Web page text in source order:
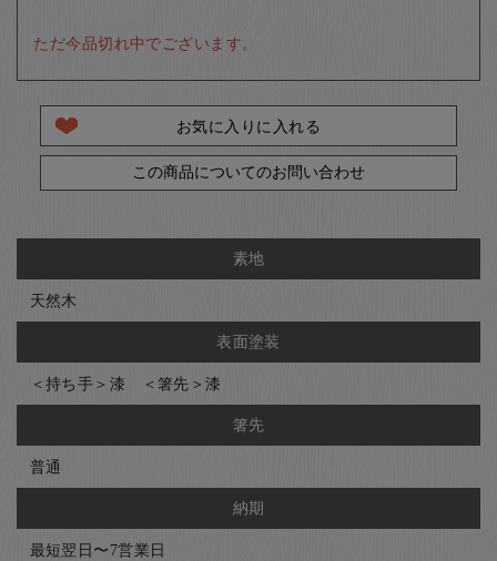
ただ今品切れ中でございます。
お気に入りに入れる
この商品についてのお問い合わせ
素地
天然木
表面塗装
＜持ち手＞漆 ＜箸先＞漆
箸先
普通
納期
最短翌日〜7営業日